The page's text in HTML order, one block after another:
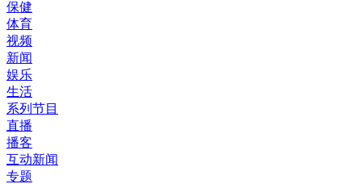
保健
体育
视频
新闻
娱乐
生活
系列节目
直播
播客
互动新闻
专题